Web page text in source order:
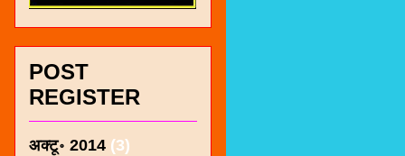
POST
REGISTER
अक्टू॰ 2014 (3)